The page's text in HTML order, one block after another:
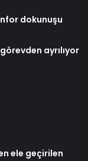
dokunuşu
ayrılıyor
ele geçirilen